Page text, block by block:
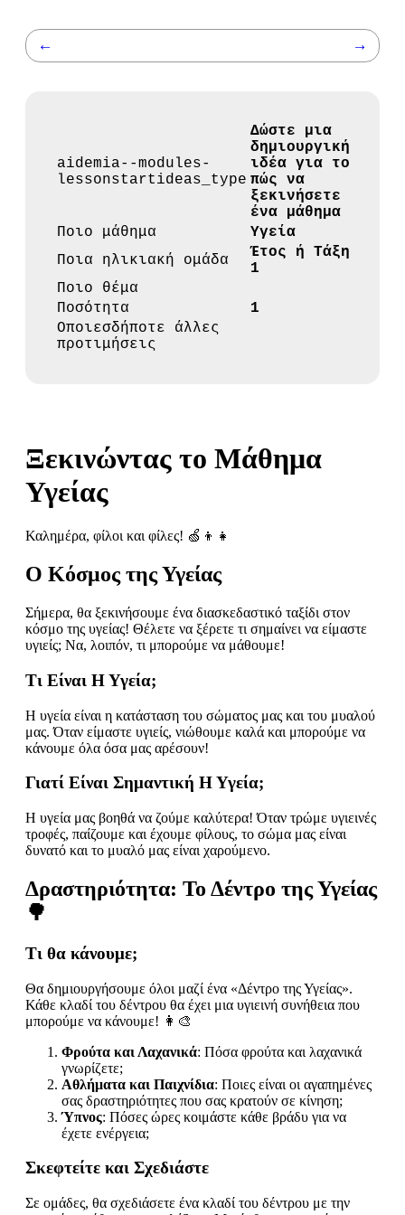
← →
aidemia--modules-
lessonstartideas_type
Δώστε μια
δημιουργική
ιδέα για το
πώς να
ξεκινήσετε
ένα μάθημα
Ποιο μάθημα
Υγεία
Ποια ηλικιακή ομάδα
Έτος ή Τάξη
1
Ποιο θέμα
Ποσότητα
1
Οποιεσδήποτε άλλες
προτιμήσεις
Ξεκινώντας το Μάθημα
Υγείας
Καλημέρα, φίλοι και φίλες! 🍏👦👧
Ο Κόσμος της Υγείας
Σήμερα, θα ξεκινήσουμε ένα διασκεδαστικό ταξίδι στον
κόσμο της υγείας! Θέλετε να ξέρετε τι σημαίνει να είμαστε
υγιείς; Να, λοιπόν, τι μπορούμε να μάθουμε!
Τι Είναι Η Υγεία;
Η υγεία είναι η κατάσταση του σώματος μας και του μυαλού
μας. Όταν είμαστε υγιείς, νιώθουμε καλά και μπορούμε να
κάνουμε όλα όσα μας αρέσουν!
Γιατί Είναι Σημαντική Η Υγεία;
Η υγεία μας βοηθά να ζούμε καλύτερα! Όταν τρώμε υγιεινές
τροφές, παίζουμε και έχουμε φίλους, το σώμα μας είναι
δυνατό και το μυαλό μας είναι χαρούμενο.
Δραστηριότητα: Το Δέντρο της Υγείας
🌳
Τι θα κάνουμε;
Θα δημιουργήσουμε όλοι μαζί ένα «Δέντρο της Υγείας».
Κάθε κλαδί του δέντρου θα έχει μια υγιεινή συνήθεια που
μπορούμε να κάνουμε! 👩‍🎨
Φρούτα και Λαχανικά: Πόσα φρούτα και λαχανικά
γνωρίζετε;
Αθλήματα και Παιχνίδια: Ποιες είναι οι αγαπημένες
σας δραστηριότητες που σας κρατούν σε κίνηση;
Ύπνος: Πόσες ώρες κοιμάστε κάθε βράδυ για να
έχετε ενέργεια;
Σκεφτείτε και Σχεδιάστε
Σε ομάδες, θα σχεδιάσετε ένα κλαδί του δέντρου με την